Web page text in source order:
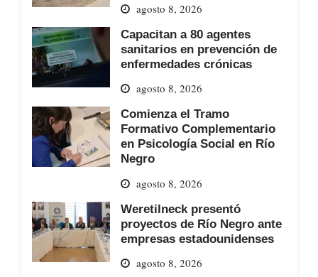
agosto 8, 2026
Capacitan a 80 agentes
sanitarios en prevención de
enfermedades crónicas
agosto 8, 2026
Comienza el Tramo
Formativo Complementario
en Psicología Social en Río
Negro
agosto 8, 2026
Weretilneck presentó
proyectos de Río Negro ante
empresas estadounidenses
agosto 8, 2026